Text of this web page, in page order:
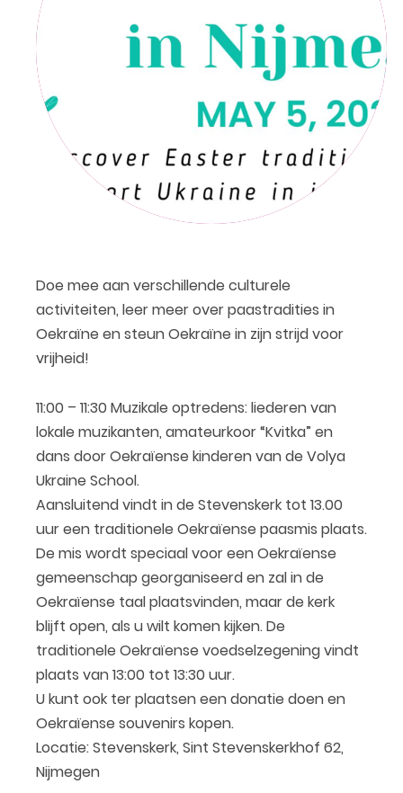
Doe mee aan verschillende culturele
activiteiten, leer meer over paastradities in
Oekraïne en steun Oekraïne in zijn strijd voor
vrijheid!
11:00 – 11:30 Muzikale optredens: liederen van
lokale muzikanten, amateurkoor “Kvitka” en
dans door Oekraïense kinderen van de Volya
Ukraine School.
Aansluitend vindt in de Stevenskerk tot 13.00
uur een traditionele Oekraïense paasmis plaats.
De mis wordt speciaal voor een Oekraïense
gemeenschap georganiseerd en zal in de
Oekraïense taal plaatsvinden, maar de kerk
blijft open, als u wilt komen kijken. De
traditionele Oekraïense voedselzegening vindt
plaats van 13:00 tot 13:30 uur.
U kunt ook ter plaatsen een donatie doen en
Oekraïense souvenirs kopen.
Locatie: Stevenskerk, Sint Stevenskerkhof 62,
Nijmegen